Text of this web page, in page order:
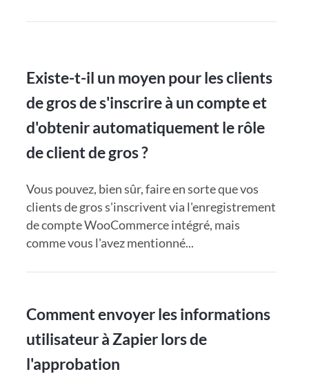
Existe-t-il un moyen pour les clients
de gros de s'inscrire à un compte et
d'obtenir automatiquement le rôle
de client de gros ?
Vous pouvez, bien sûr, faire en sorte que vos
clients de gros s'inscrivent via l'enregistrement
de compte WooCommerce intégré, mais
comme vous l'avez mentionné...
Comment envoyer les informations
utilisateur à Zapier lors de
l'approbation